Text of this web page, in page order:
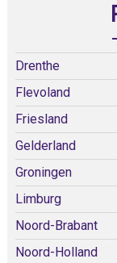
Drenthe
Flevoland
Friesland
Gelderland
Groningen
Limburg
Noord-Brabant
Noord-Holland